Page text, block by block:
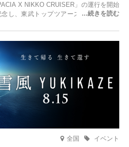
X NIKKO CRUISER」の運行を開始
し、東武トップツアーズ株式会社では
たします。
全国 イベント